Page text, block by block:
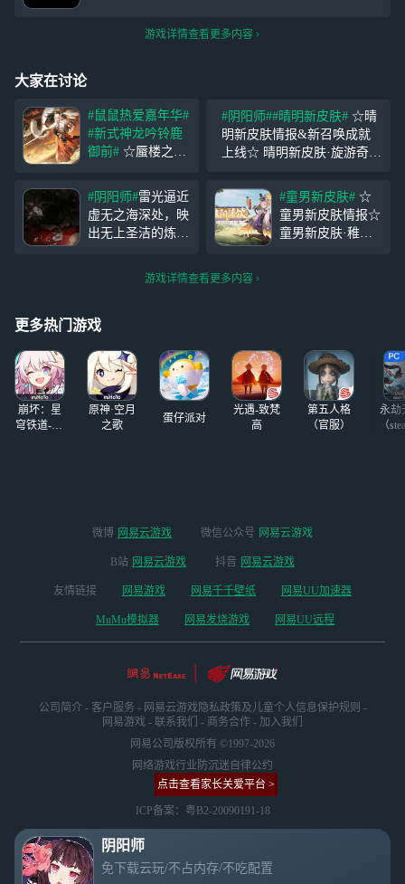
阴阳师
免下载云玩/不占内存/不吃配置
游戏详情查看更多内容
大家在讨论
#鼠鼠热爱嘉年华#
#新式神龙吟铃鹿
御前# ☆蜃楼之变
风起蜃楼，暗影云
涌。全新SP阶式神
龙吟铃鹿御前（C
V：日笠阳子 / 大
京，《阴阳师》
活动正式开启
#阴阳师##晴明新皮肤# ☆晴
明新皮肤情报&新召唤成就
上线☆ 晴明新皮肤·旋游奇戏
次更新后将新增「日新月异·
镜花」召唤成就，大人达成
成就即可解锁获得皮肤。 △
「日新月异·
#阴阳师#雷光逼近
虚无之海深处，映
出无上圣洁的炼狱
运，如同以指拨动
丝缕波纹的「她」
毁灭之神」 “不如
笼封印外，在人世
的重逢之时。” “八
岐大蛇，我也该
#童男新皮肤# ☆
童男新皮肤情报☆
童男新皮肤·稚阳
暖阳照，蒲草飘摇
香自来。不如闲坐
庭院中，看这佳节
珍饮满
游戏详情查看更多内容
更多热门游戏
崩坏：星
穹铁道-4.4
原神·空月
之歌
蛋仔派对
光遇-致梵
高
第五人格
（官服）
永劫
（
微博 网易云游戏 微信公众号 网易云游戏
B站 网易云游戏 抖音 网易云游戏
友情链接 网易游戏 网易千千壁纸 网易UU加速器
MuMu模拟器 网易发烧游戏 网易UU远程
公司简介 - 客户服务 - 网易云游戏隐私政策及儿童个人信息保护规则 -
网易游戏 - 联系我们 - 商务合作 - 加入我们
网易公司版权所有 ©1997-2026
网络游戏行业防沉迷自律公约
点击查看家长关爱平台 >
ICP备案：粤B2-20090191-18